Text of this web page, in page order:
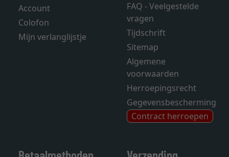
Account
Colofon
Mijn verlanglijstje
FAQ - Veelgestelde
vragen
Tijdschrift
Sitemap
Algemene
voorwaarden
Herroepingsrecht
Gegevensbescherming
Contract herroepen